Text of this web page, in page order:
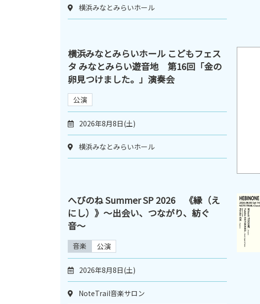
横浜みなとみらいホール
横浜みなとみらいホール こどもフェス
タ みなとみらい遊音地 第16回「金の
卵見つけました。」演奏会
公演
2026年8月8日(土)
横浜みなとみらいホール
へびのね Summer SP 2026 《縁（え
にし）》〜出会い、つながり、紡ぐ
音〜
音楽 公演
2026年8月8日(土)
NoteTrail音楽サロン